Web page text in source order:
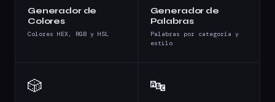
Generador de
Colores
Colores HEX, RGB y HSL
Generador de
Palabras
Palabras por categoría y
estilo
🎲 🔤